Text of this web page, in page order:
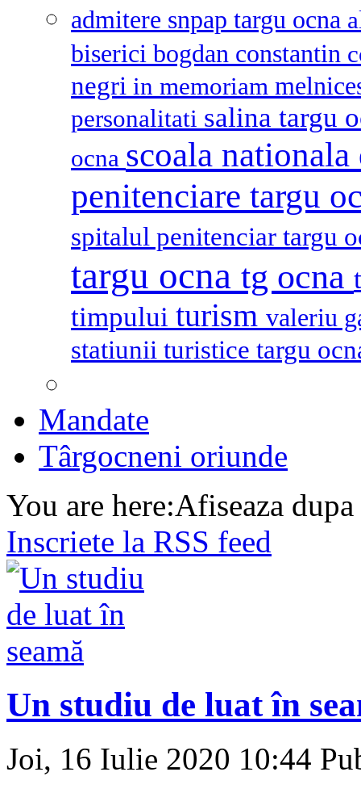
admitere snpap targu ocna
biserici bogdan constantin
negri in memoriam
personalitati salina targu
ocna scoala
penitenciare targu
spitalul penitenciar targu
targu ocna tg ocna
timpului turism valeriu
statiunii turistice targu
Mandate
Târgocneni oriunde
You are here:Afiseaza
Inscriete la RSS feed
Un studiu de luat în
Joi, 16 Iulie 2020 10:44